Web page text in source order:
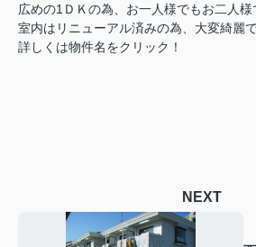
広めの1ＤＫの為、お一人様でもお二人様
室内はリニューアル済みの為、大変綺麗
詳しくは物件名をクリック！
NEXT